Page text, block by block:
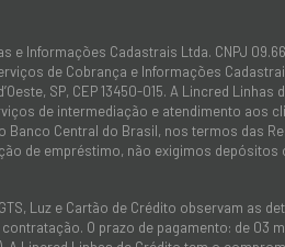
Informações Cadastrais Ltda. CNPJ
de Cobrança e Informações
SP, CEP 13450-015. A Lincred
de intermediação e atendimento aos
Central do Brasil, nos termos das
de empréstimo, não exigimos
Luz e Cartão de Crédito observam as
O prazo de pagamento: de 03